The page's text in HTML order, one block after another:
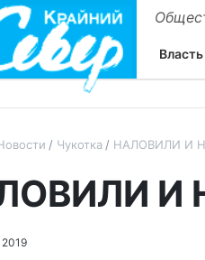
Власть
Чукотка НАЛОВИЛИ И
И